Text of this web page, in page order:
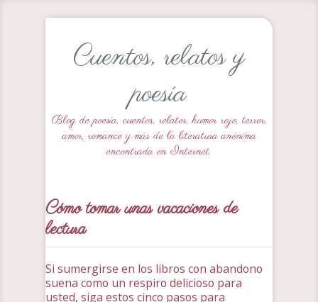
Cuentos, relatos y
poesía
Blog de poesía, cuentos, relatos, humor rojo, terror,
amor, romance y más de la literatura anónima
encontrada en Internet.
Cómo tomar unas vacaciones de
lectura
Si sumergirse en los libros con abandono
suena como un respiro delicioso para
usted, siga estos cinco pasos para